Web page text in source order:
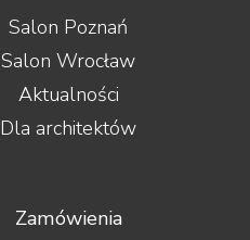
Salon Poznań
Salon Wrocław
Aktualności
Dla architektów
Zamówienia